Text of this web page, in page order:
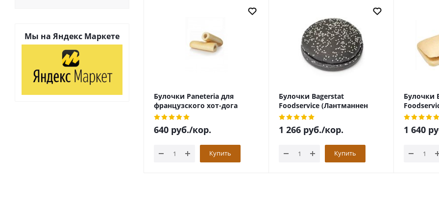
Булочки Paneteria для
французского хот-дога
175*40шт
640 руб./кор.
Купить
Булочки Bagerstat
Foodservice (Лантманнен
Юнибейк) для гамбургера
черная с кунжутом
125мм*24шт
1 266 руб./кор.
Купить
Булочки
Юнибейк)
1 640
Мы на Яндекс Маркете